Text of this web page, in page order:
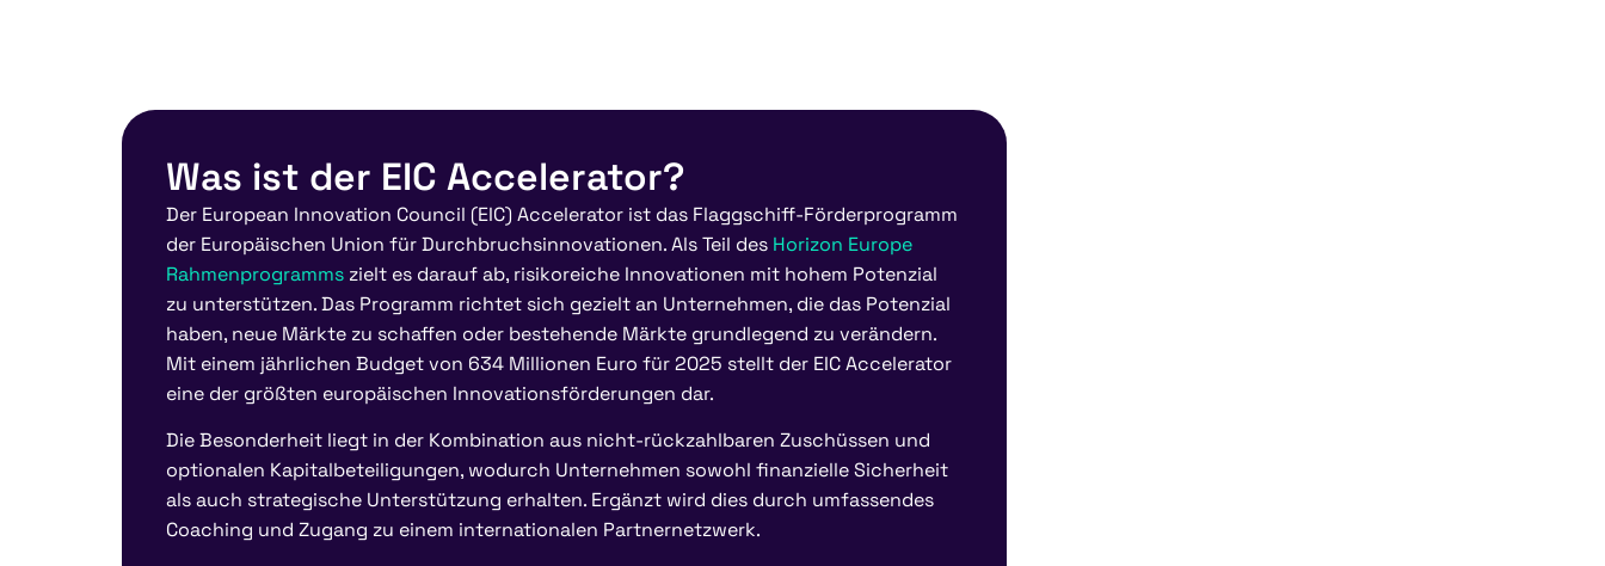
Was ist der EIC Accelerator?
Der European Innovation Council (EIC) Accelerator ist das Flaggschiff-Förderprogramm
der Europäischen Union für Durchbruchsinnovationen. Als Teil des Horizon Europe
Rahmenprogramms zielt es darauf ab, risikoreiche Innovationen mit hohem Potenzial
zu unterstützen. Das Programm richtet sich gezielt an Unternehmen, die das Potenzial
haben, neue Märkte zu schaffen oder bestehende Märkte grundlegend zu verändern.
Mit einem jährlichen Budget von 634 Millionen Euro für 2025 stellt der EIC Accelerator
eine der größten europäischen Innovationsförderungen dar.
Die Besonderheit liegt in der Kombination aus nicht-rückzahlbaren Zuschüssen und
optionalen Kapitalbeteiligungen, wodurch Unternehmen sowohl finanzielle Sicherheit
als auch strategische Unterstützung erhalten. Ergänzt wird dies durch umfassendes
Coaching und Zugang zu einem internationalen Partnernetzwerk.